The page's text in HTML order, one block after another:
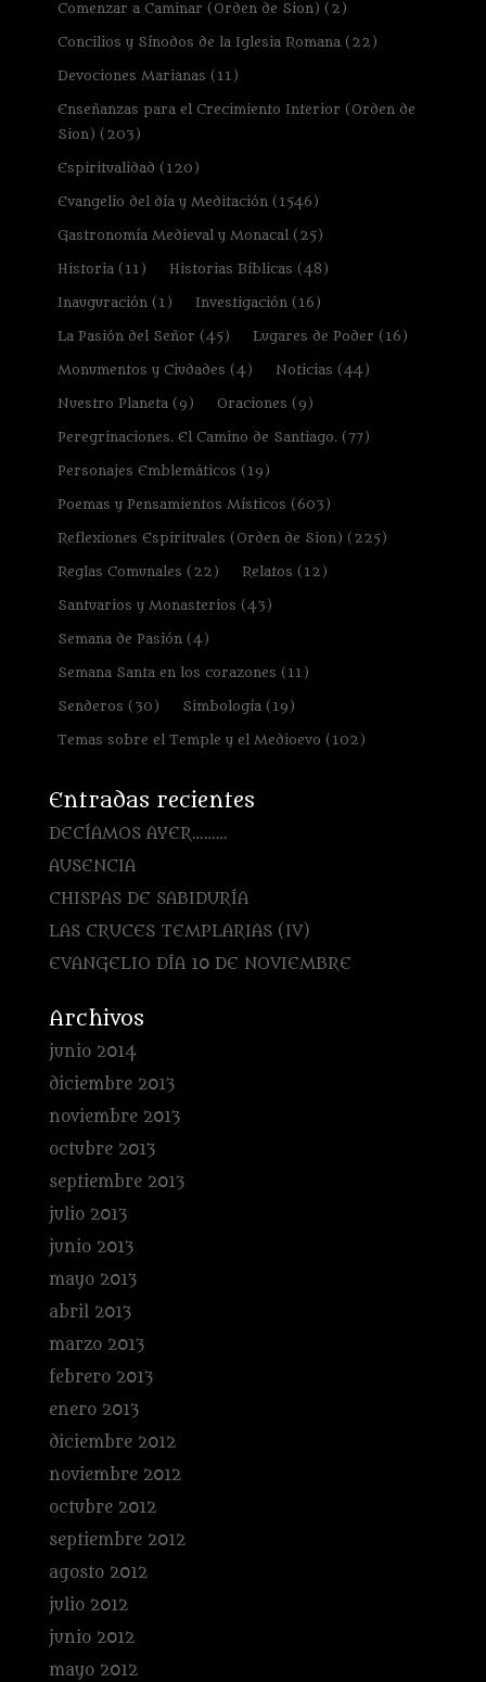
Comenzar a Caminar (Orden de Sion) (2)
Concilios y Sínodos de la Iglesia Romana(22)
Devociones Marianas (11)
Enseñanzas para el Crecimiento Interior (Orden de
Sion) (203)
Espiritualidad (120)
Evangelio del día y Meditación(1546)
Gastronomía Medieval y Monacal(25)
Historia(11) Historias Bíblicas (48)
Inauguración(1) Investigación(16)
La Pasión del Señor (45) Lugares de Poder (16)
Monumentos y Ciudades (4) Noticias (44)
Nuestro Planeta(9) Oraciones (9)
Peregrinaciones. El Camino de Santiago.(77)
Personajes Emblemáticos (19)
Poemas y Pensamientos Místicos (603)
Reflexiones Espirituales (Orden de Sion) (225)
Reglas Comunales (22) Relatos (12)
Santuarios y Monasterios (43)
Semana de Pasión(4)
Semana Santa en los corazones (11)
Senderos (30) Simbología(19)
Temas sobre el Temple y el Medioevo (102)
Entradas recientes
DECÍAMOS AYER………
AUSENCIA
CHISPAS DE SABIDURÍA
LAS CRUCES TEMPLARIAS (IV)
EVANGELIO DÍA 10 DE NOVIEMBRE
Archivos
junio 2014
diciembre 2013
noviembre 2013
octubre 2013
septiembre 2013
julio 2013
junio 2013
mayo 2013
abril 2013
marzo 2013
febrero 2013
enero 2013
diciembre 2012
noviembre 2012
octubre 2012
septiembre 2012
agosto 2012
julio 2012
junio 2012
mayo 2012